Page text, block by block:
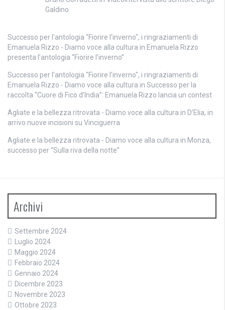
Galdino
Successo per l'antologia "Fiorire l'inverno", i ringraziamenti di
Emanuela Rizzo - Diamo voce alla cultura in Emanuela Rizzo
presenta l’antologia “Fiorire l’inverno”
Successo per l'antologia "Fiorire l'inverno", i ringraziamenti di
Emanuela Rizzo - Diamo voce alla cultura in Successo per la
raccolta “Cuore di Fico d’India”: Emanuela Rizzo lancia un contest
Agliate e la bellezza ritrovata - Diamo voce alla cultura in D’Elia, in
arrivo nuove incisioni su Vinciguerra
Agliate e la bellezza ritrovata - Diamo voce alla cultura in Monza,
successo per “Sulla riva della notte”
Archivi
Settembre 2024
Luglio 2024
Maggio 2024
Febbraio 2024
Gennaio 2024
Dicembre 2023
Novembre 2023
Ottobre 2023